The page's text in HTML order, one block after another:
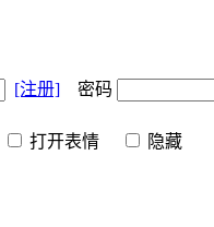
[注册] 密码
打开表情 隐